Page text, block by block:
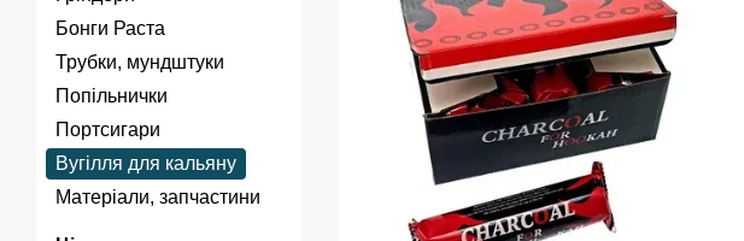
Бонги Раста
Трубки, мундштуки
Попільнички
Портсигари
Вугілля для кальяну
Матеріали, запчастини